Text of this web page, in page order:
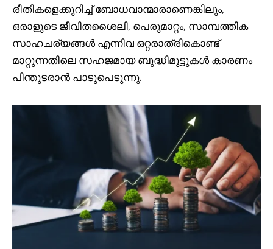
രീതികളെക്കുറിച്ച് ബോധവാന്മാരാണെങ്കിലും,
ഒരാളുടെ ജീവിതശൈലി, പെരുമാറ്റം, സാമ്പത്തിക
സാഹചര്യങ്ങൾ എന്നിവ ഒറ്റരാത്രികൊണ്ട്
മാറ്റുന്നതിലെ സഹജമായ ബുദ്ധിമുട്ടുകൾ കാരണം
പിന്തുടരാൻ പാടുപെടുന്നു.